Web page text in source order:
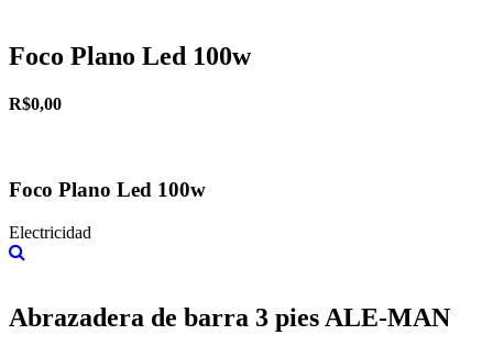
Foco Plano Led 100w
R$0,00
Foco Plano Led 100w
Electricidad
Abrazadera de barra 3 pies ALE-MAN